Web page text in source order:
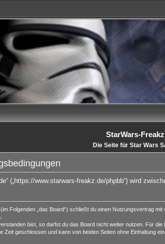
StarWars-
Die Seite für Star Wars
(„https://www.starwars-freakz.de/phpbb“) wird
Folgenden „das Board“) schließt du einen Nutzungsvertrag
bist, so darfst du das Board nicht weiter nutzen. Für
Zeit geschlossen und kann von beiden Seiten ohne Einhaltung